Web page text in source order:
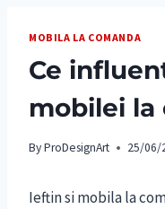
MOBILA LA COMANDA
Ce
mobilei la
ByProDesignArt 25/06/
Ieftin si mobila la